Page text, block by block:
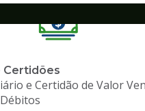
Certidões
e Certidão de Valor